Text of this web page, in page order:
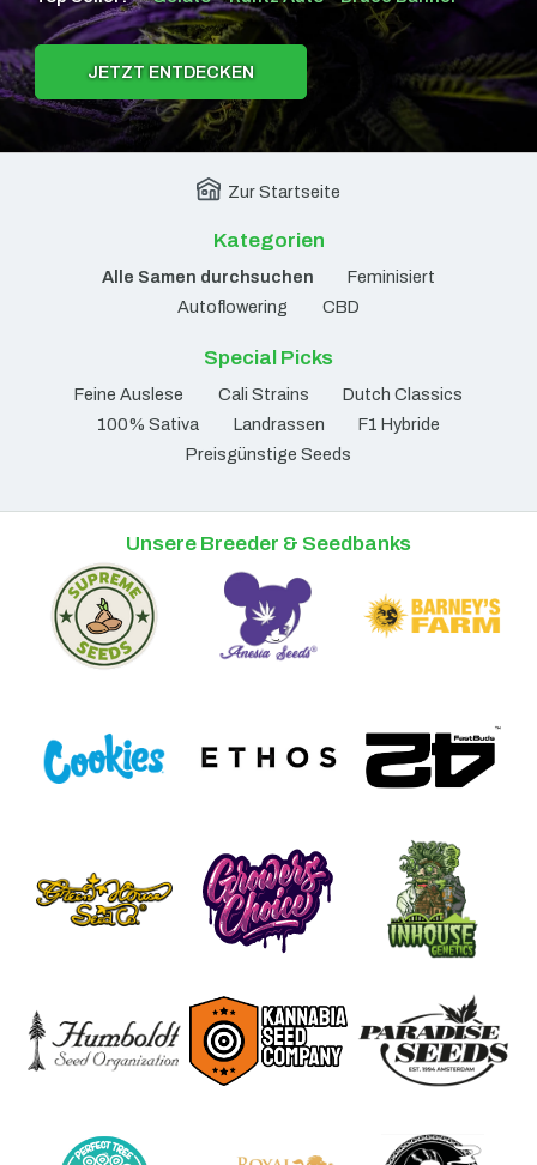
JETZT ENTDECKEN
Zur Startseite
Kategorien
Alle Samen durchsuchen
Feminisiert
Autoflowering
CBD
Special Picks
Feine Auslese Cali Strains
Dutch Classics
100% Sativa
Landrassen
F1 Hybride
Preisgünstige Seeds
Unsere Breeder & Seedbanks